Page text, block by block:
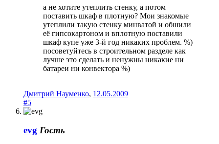
а не хотите утеплить стенку, а потом
поставить шкаф в плотную? Мои знакомые
утеплили такую стенку минватой и обшили
её гипсокартоном и вплотную поставили
шкаф купе уже 3-й год никаких проблем. %)
посоветуйтесь в строительном разделе как
лучше это сделать и ненужны никакие ни
батареи ни конвектора %)
Дмитрий Науменко, 12.05.2009
#5
evg Гость